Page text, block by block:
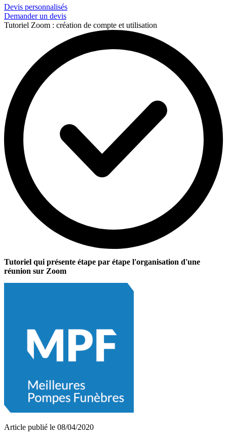
Devis personnalisés
Demander un devis
Tutoriel Zoom : création de compte et utilisation
Tutoriel qui présente étape par étape l'organisation d'une
réunion sur Zoom
Article publié le 08/04/2020